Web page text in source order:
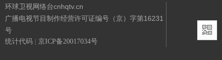
环球卫视网络台cnhqtv.cn
广播电视节目制作经营许可证编号（京）字第16231
号
统计代码 京ICP备20017034号